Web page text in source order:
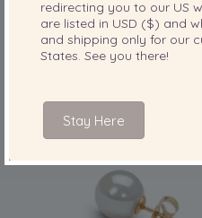
redirecting you to our US
are listed in USD ($) and
and shipping only for our
States. See you there!
Stay Here